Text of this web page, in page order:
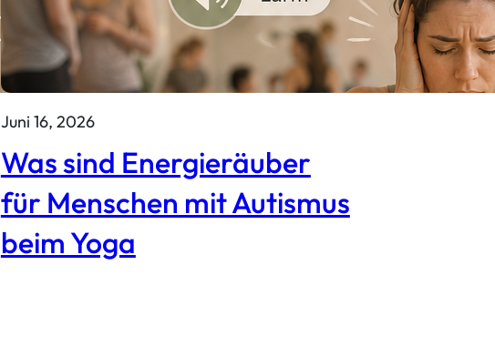
Juni 16, 2026
Was sind Energieräuber
für Menschen mit Autismus
beim Yoga